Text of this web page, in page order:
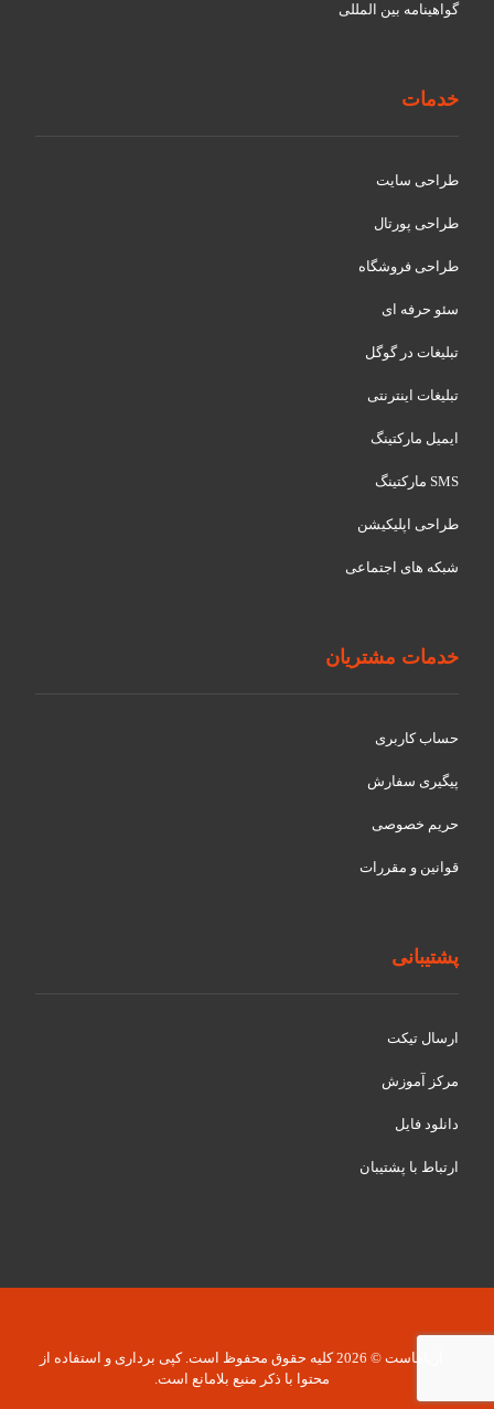
گواهينامه بین المللی
خدمات
طراحی سایت
طراحی پورتال
طراحی فروشگاه
سئو حرفه ای
تبلیغات در گوگل
تبلیغات اینترنتی
ایمیل مارکتینگ
SMS مارکتینگ
طراحی اپلیکیشن
شبکه های اجتماعی
خدمات مشتریان
حساب کاربری
پیگیری سفارش
حریم خصوصی
قوانین و مقررات
پشتیبانی
ارسال تیکت
مرکز آموزش
دانلود فایل
ارتباط با پشتیبان
آریاهاست © 2026 کلیه حقوق محفوظ است. کپی برداری و استفاده از
محتوا با ذکر منبع بلامانع است.